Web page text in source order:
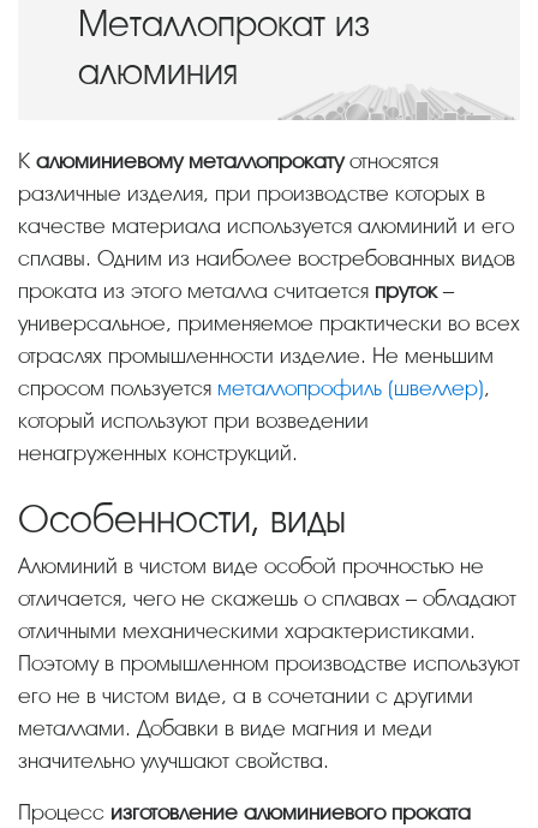
Металлопрокат из
алюминия
алюминиевому металлопрокатуотносятся
различные изделия, при производстве которых в
качестве материала используется алюминий и его
сплавы. Одним из наиболее востребованных видов
проката из этого металла считается пруток–
универсальное, применяемое практически во всех
отраслях промышленности изделие. Не меньшим
спросом пользуется металлопрофиль (швеллер),
который используют при возведении
ненагруженных конструкций.
Особенности, виды
Алюминий в чистом виде особой прочностью не
отличается, чего не скажешь о сплавах – обладают
отличными механическими характеристиками.
Поэтому в промышленном производстве используют
его не в чистом виде, а в сочетании с другими
металлами. Добавки в виде магния и меди
значительно улучшают свойства.
Процесс изготовление алюминиевого проката